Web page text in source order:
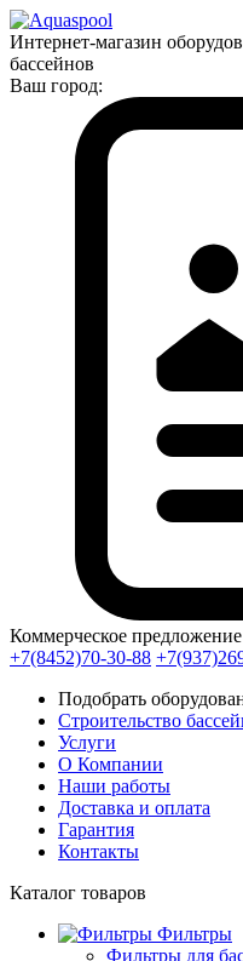
Интернет-магазин
бассейнов
Ваш город:
Коммерческое предложение
+7(8452)70-30-88
Подобрать
Строительство
Услуги
О Компании
Наши работы
Доставка и оплата
Гарантия
Контакты
Каталог товаров
Фильтры
Фильтры для